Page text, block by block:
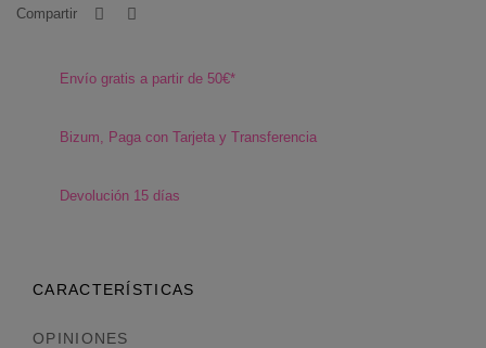
Compartir
Envío gratis a partir de 50€*
Bizum, Paga con Tarjeta y Transferencia
Devolución 15 días
CARACTERÍSTICAS
OPINIONES